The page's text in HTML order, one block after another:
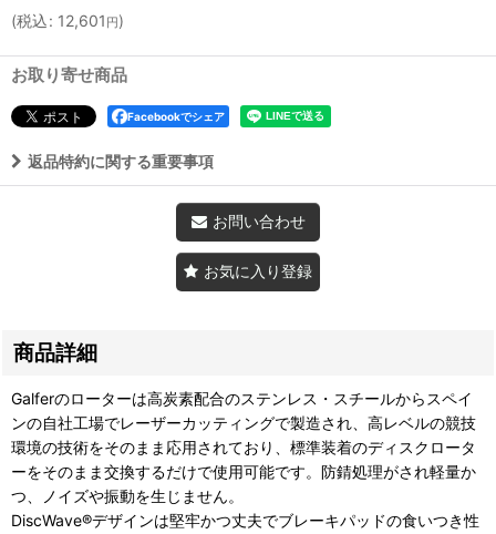
(税込: 12,601 円)
お取り寄せ商品
Facebookでシェア
返品特約に関する重要事項
お問い合わせ
お気に入り登録
商品詳細
Galferのローターは高炭素配合のステンレス・スチールからスペイ
ンの自社工場でレーザーカッティングで製造され、高レベルの競技
環境の技術をそのまま応用されており、標準装着のディスクロータ
ーをそのまま交換するだけで使用可能です。防錆処理がされ軽量か
つ、ノイズや振動を生じません。
DiscWave®デザインは堅牢かつ丈夫でブレーキパッドの食いつき性